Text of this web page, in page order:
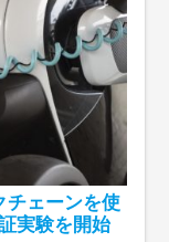
チェーンを使
実験を開始